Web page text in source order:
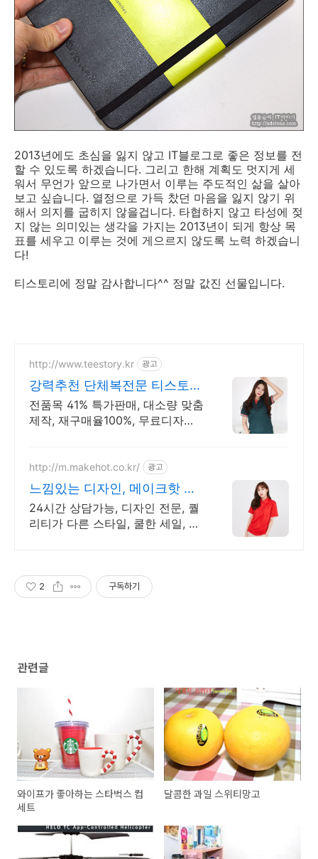
2013년에도 초심을 잃지 않고 IT블로그로 좋은 정보를 전
할 수 있도록 하겠습니다. 그리고 한해 계획도 멋지게 세
워서 무언가 앞으로 나가면서 이루는 주도적인 삶을 살아
보고 싶습니다. 열정으로 가득 찼던 마음을 잃지 않기 위
해서 의지를 굽히지 않을겁니다. 타협하지 않고 타성에 젖
지 않는 의미있는 생각을 가지는 2013년이 되게 항상 목
표를 세우고 이루는 것에 게으르지 않도록 노력 하겠습니
다!
티스토리에 정말 감사합니다^^ 정말 값진 선물입니다.
http://www.teestory.kr 광고
강력추천 단체복전문 티스토리
16년 전통의 전문업체
전품목 41% 특가판매, 대소량 맞춤
제작, 재구매율100%, 무료디자인,
http://m.makehot.co.kr/ 광고
느낌있는 디자인, 메이크핫 차
별화되고 세련된 디자인!
24시간 상담가능, 디자인 전문, 퀄
리티가 다른 스타일, 쿨한 세일, 핫
2 구독하기
관련글
와이프가 좋아하는 스타벅스 컵
세트
달콤한 과일 스위티망고